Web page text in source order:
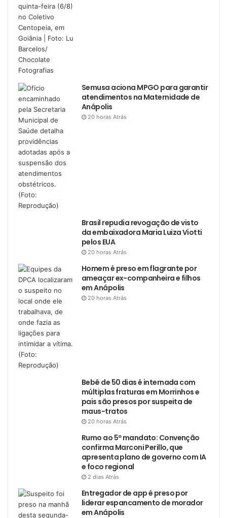
Semusa aciona MPGO para garantir
atendimentos na Maternidade de
Anápolis
20 horas Atrás
Brasil repudia revogação de visto
da embaixadora Maria Luiza Viotti
pelos EUA
20 horas Atrás
Homem é preso em flagrante por
ameaçar ex-companheira e filhos
em Anápolis
20 horas Atrás
Bebê de 50 dias é internada com
múltiplas fraturas em Morrinhos e
pais são presos por suspeita de
maus-tratos
20 horas Atrás
Rumo ao 5º mandato: Convenção
confirma Marconi Perillo, que
apresenta plano de governo com IA
e foco regional
2 dias Atrás
Entregador de app é preso por
liderar espancamento de morador
em Anápolis